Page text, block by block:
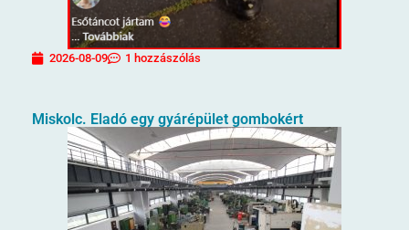
2026-08-09 1 hozzászólás
Miskolc. Eladó egy gyárépület gombokért